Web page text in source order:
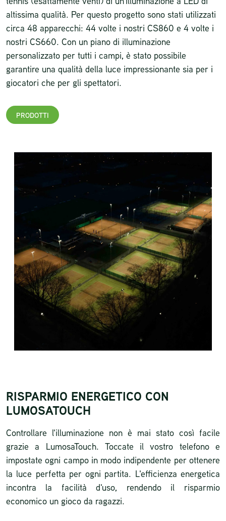
altissima qualità. Per questo progetto sono stati utilizzati
circa 48 apparecchi: 44 volte i nostri CS860 e 4 volte i
nostri CS660. Con un piano di illuminazione
personalizzato per tutti i campi, è stato possibile
garantire una qualità della luce impressionante sia per i
giocatori che per gli spettatori.
PRODOTTI
RISPARMIO ENERGETICO CON
LUMOSATOUCH
Controllare l'illuminazione non è mai stato così facile
grazie a LumosaTouch. Toccate il vostro telefono e
impostate ogni campo in modo indipendente per ottenere
la luce perfetta per ogni partita. L'efficienza energetica
incontra la facilità d'uso, rendendo il risparmio
economico un gioco da ragazzi.